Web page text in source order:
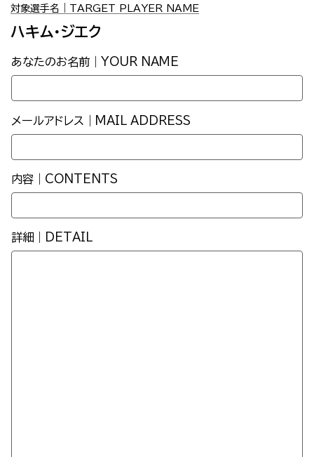
対象選手名｜TARGET PLAYER NAME
ハキム・ジエク
あなたのお名前｜YOUR NAME
メールアドレス｜MAIL ADDRESS
内容｜CONTENTS
詳細｜DETAIL